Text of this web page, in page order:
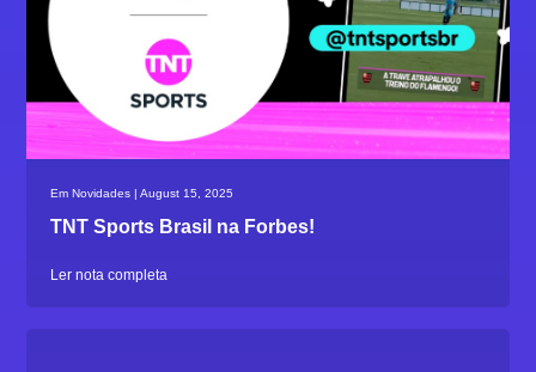
Em Novidades | August 15, 2025
TNT Sports Brasil na Forbes!
Ler nota completa